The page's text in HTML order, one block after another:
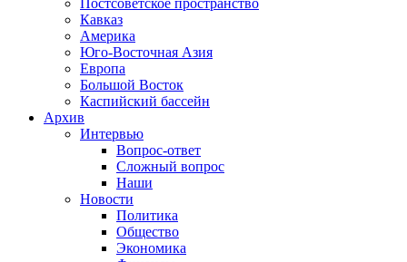
Постсоветское пространство
Кавказ
Америка
Юго-Восточная Азия
Европа
Большой Восток
Каспийский бассейн
Архив
Интервью
Вопрос-ответ
Сложный вопрос
Наши
Новости
Политика
Общество
Экономика